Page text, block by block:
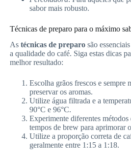
sabor mais robusto.
Técnicas de preparo para o máximo
As técnicas de preparo são
a qualidade do café. Siga estas dicas
melhor resultado:
Escolha grãos frescos e sempre
preservar os aromas.
Utilize água filtrada e a
90°C e 96°C.
Experimente diferentes métodos
tempos de brew para aprimorar
Utilize a proporção correta de
geralmente entre 1:15 a 1:18.